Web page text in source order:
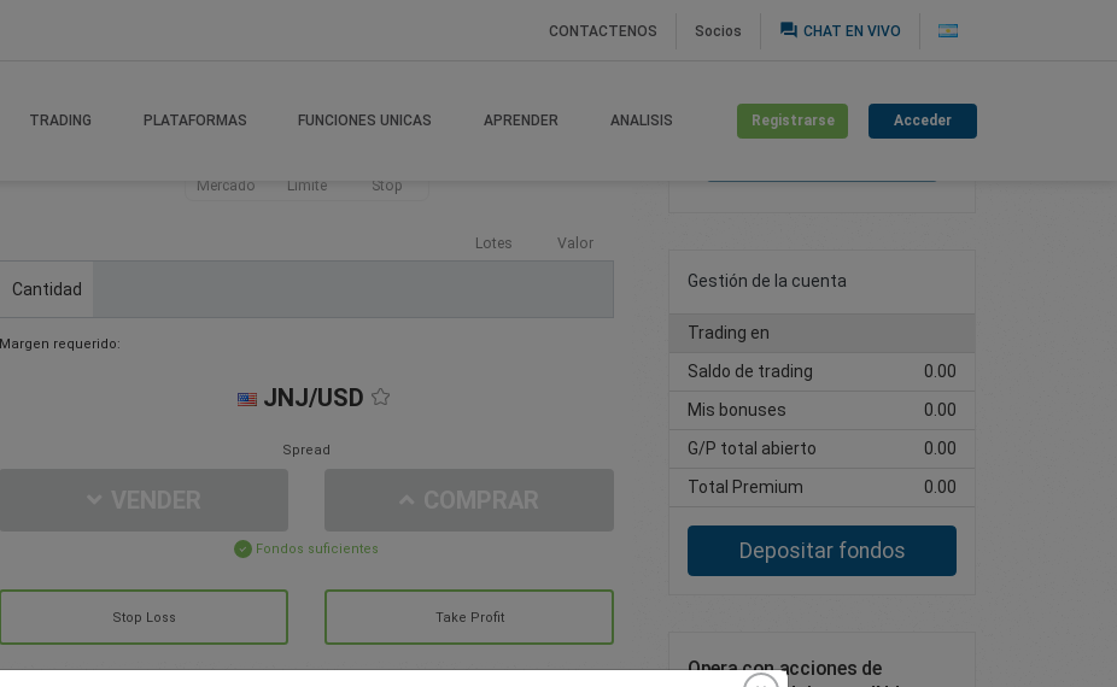
CONTACTENOS Socios question_answer CHAT EN VIVO
TRADING PLATAFORMAS FUNCIONES UNICAS APRENDER ANALISIS Registrarse Acceder
Mercado Límite Stop
Lotes Valor
Cantidad
Margen requerido:
JNJ/USD
Spread
Fondos suficientes
Stop Loss Take Profit
Cree una cuenta de
Gestión de la cuenta
Trading en
Saldo de trading
0.00
Mis bonuses
0.00
G/P total abierto
0.00
Total Premium
0.00
Depositar fondos
Opera con acciones de